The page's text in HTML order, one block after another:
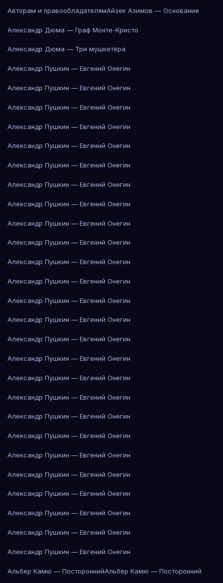
Авторам и правообладателямАйзек Азимов — Основание
Александр Дюма — Граф Монте-Кристо
Александр Дюма — Три мушкетёра
Александр Пушкин — Евгений Онегин
Александр Пушкин — Евгений Онегин
Александр Пушкин — Евгений Онегин
Александр Пушкин — Евгений Онегин
Александр Пушкин — Евгений Онегин
Александр Пушкин — Евгений Онегин
Александр Пушкин — Евгений Онегин
Александр Пушкин — Евгений Онегин
Александр Пушкин — Евгений Онегин
Александр Пушкин — Евгений Онегин
Александр Пушкин — Евгений Онегин
Александр Пушкин — Евгений Онегин
Александр Пушкин — Евгений Онегин
Александр Пушкин — Евгений Онегин
Александр Пушкин — Евгений Онегин
Александр Пушкин — Евгений Онегин
Александр Пушкин — Евгений Онегин
Александр Пушкин — Евгений Онегин
Александр Пушкин — Евгений Онегин
Александр Пушкин — Евгений Онегин
Александр Пушкин — Евгений Онегин
Александр Пушкин — Евгений Онегин
Александр Пушкин — Евгений Онегин
Александр Пушкин — Евгений Онегин
Александр Пушкин — Евгений Онегин
Александр Пушкин — Евгений Онегин
Альбер Камю — ПостороннийАльбер Камю — Посторонний